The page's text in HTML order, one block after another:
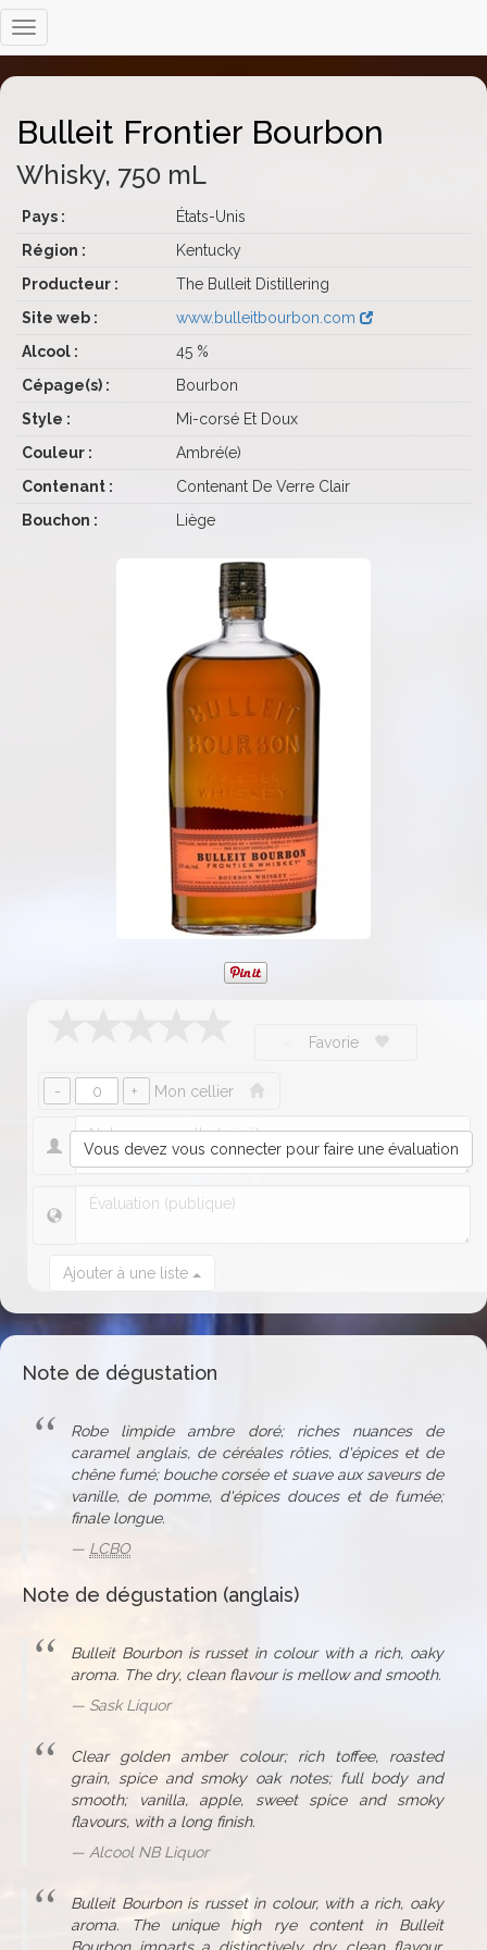
Bulleit Frontier Bourbon
Whisky, 750 mL
Pays :
États-Unis
Région :
Kentucky
Producteur :
The Bulleit Distillering
Site web :
www.bulleitbourbon.com
Alcool :
45 %
Cépage(s) :
Bourbon
Style :
Mi-corsé Et Doux
Couleur :
Ambré(e)
Contenant :
Contenant De Verre Clair
Bouchon :
Liège
Vous devez vous connecter pour faire une évaluation
Favorie
Mon cellier
Ajouter à une liste
Note de dégustation
Robe limpide ambre doré; riches nuances de
caramel anglais, de céréales rôties, d'épices et de
chêne fumé; bouche corsée et suave aux saveurs de
vanille, de pomme, d'épices douces et de fumée;
finale longue.
LCBO
Note de dégustation (anglais)
Bulleit Bourbon is russet in colour with a rich, oaky
aroma. The dry, clean flavour is mellow and smooth.
Sask Liquor
Clear golden amber colour; rich toffee, roasted
grain, spice and smoky oak notes; full body and
smooth; vanilla, apple, sweet spice and smoky
flavours, with a long finish.
Alcool NB Liquor
Bulleit Bourbon is russet in colour, with a rich, oaky
aroma. The unique high rye content in Bulleit
Bourbon imparts a distinctively dry, clean flavour.